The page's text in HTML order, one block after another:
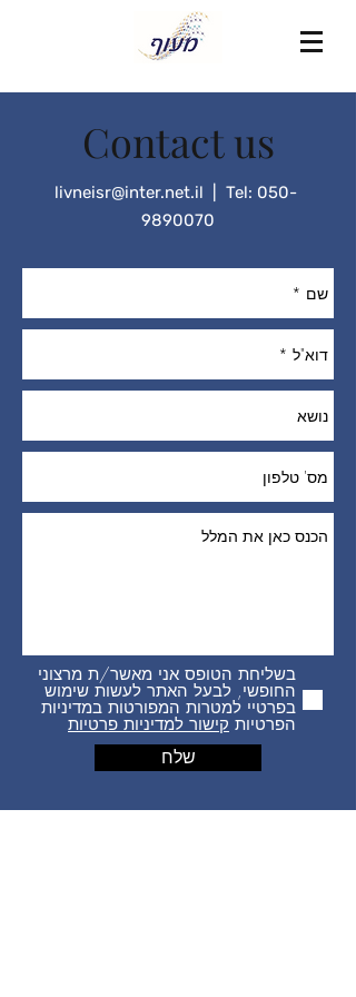
Contact us
livneisr@inter.net.il | Tel: 050-
9890070
בשליחת הטופס אני מאשר/ת מרצוני
החופשי, לבעל האתר לעשות שימוש
בפרטיי למטרות המפורטות במדיניות
הפרטיות קישור למדיניות פרטיות
שלח